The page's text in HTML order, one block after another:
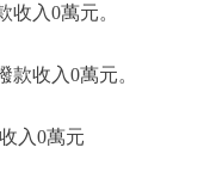
入0萬元。
收入0萬元。
入0萬元